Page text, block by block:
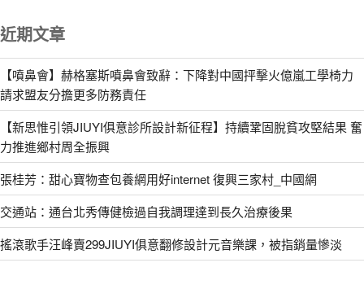
近期文章
【噴鼻會】赫格塞斯噴鼻會致辭：下降對中國抨擊火億嵐工學椅力
請求盟友分擔更多防務責任
【新思惟引領JIUYI俱意診所設計新征程】持續鞏固脫貧攻堅結果 奮
力推進鄉村周全振興
張桂芳：甜心寶物查包養網用好internet 復興三家村_中國網
交通站：通台北秀傳健檢過自我調理達到長久治療後果
搖滾歌手汪峰賣299JIUYI俱意翻修設計元音樂課，被指銷量慘淡